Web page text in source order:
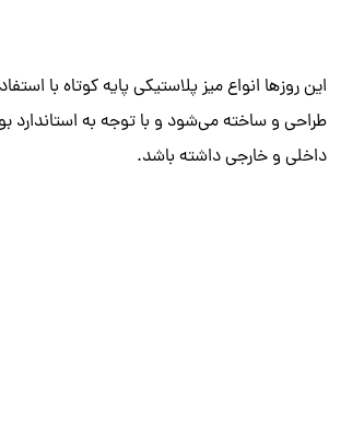
این روزها انواع میز پلاستیکی پایه کوتاه با
طراحی و ساخته می‌شود و با توجه به استاندارد
داخلی و خارجی داشته باشد.